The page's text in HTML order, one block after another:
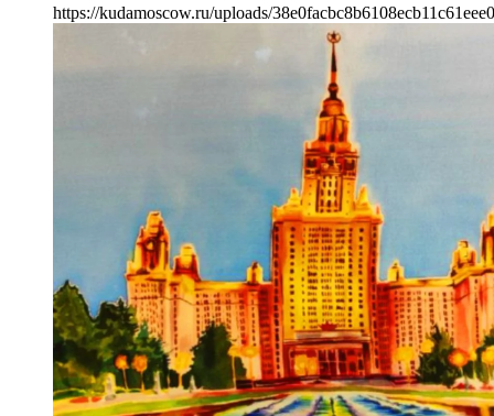
https://kudamoscow.ru/uploads/